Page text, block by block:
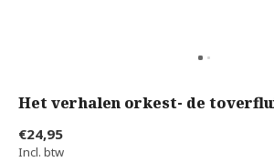
Het verhalen orkest- de
€24,95
Incl. btw